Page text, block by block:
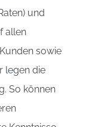
und
allen
sowie
legen die
So können